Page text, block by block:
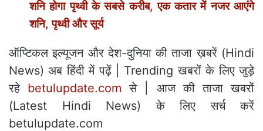
शनि होगा पृथ्वी के सबसे करीब, एक कतार में नजर आएंगे
शनि, पृथ्वी और सूर्य
ऑप्टिकल इल्‍यूजन और देश-दुनिया की ताजा ख़बरें (Hindi
News) अब हिंदी में पढ़ें | Trending खबरों के लिए जुड़े
रहे betulupdate.com से | आज की ताजा खबरों
(Latest Hindi News) के लिए सर्च करें
betulupdate.com